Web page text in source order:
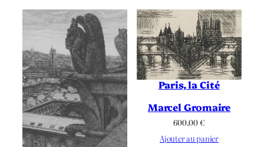
Paris, la Cité
Marcel Gromaire
600.00€
Ajouter au panier